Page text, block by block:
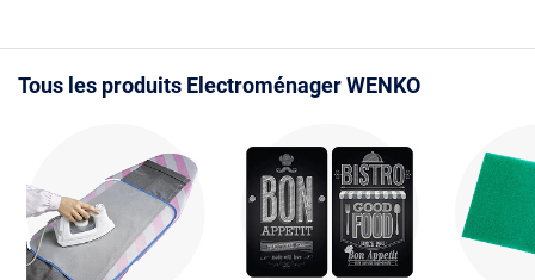
Tous les produits Electroménager WENKO